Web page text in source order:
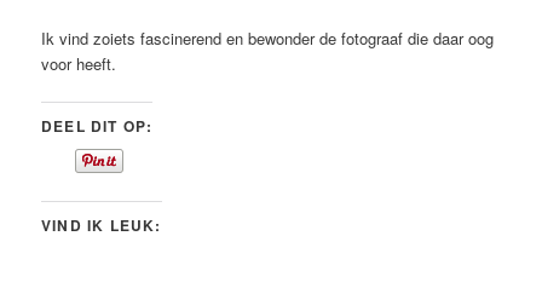
Ik vind zoiets fascinerend en bewonder de fotograaf die daar oog
voor heeft.
DEEL DIT OP:
VIND IK LEUK: